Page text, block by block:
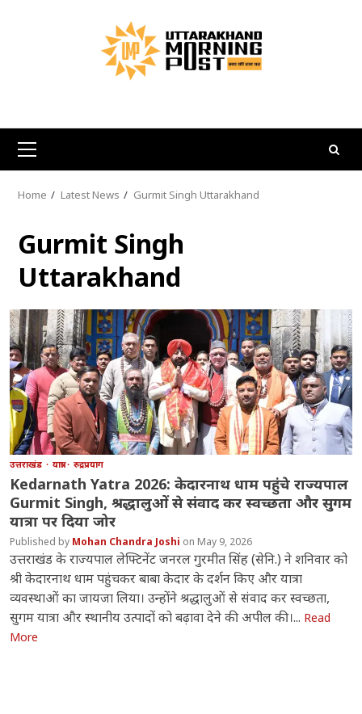
Primary
Menu
Home Latest News Gurmit Singh Uttarakhand
Gurmit Singh
Uttarakhand
उत्तराखंड यात्रा रुद्रप्रयाग
Kedarnath Yatra 2026: केदारनाथ धाम पहुंचे राज्यपाल
Gurmit Singh, श्रद्धालुओं से संवाद कर स्वच्छता और सुगम
यात्रा पर दिया जोर
Mohan Chandra Joshi May 9, 2026
उत्तराखंड के राज्यपाल लेफ्टिनेंट जनरल गुरमीत सिंह (सेनि.) ने शनिवार को
श्री केदारनाथ धाम पहुंचकर बाबा केदार के दर्शन किए और यात्रा
व्यवस्थाओं का जायजा लिया। उन्होंने श्रद्धालुओं से संवाद कर स्वच्छता,
सुगम यात्रा और स्थानीय उत्पादों को बढ़ावा देने की अपील की।... Read
More